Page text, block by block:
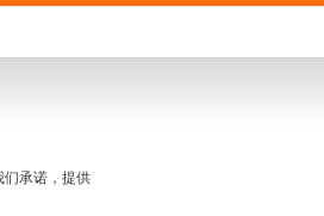
们承诺，提供